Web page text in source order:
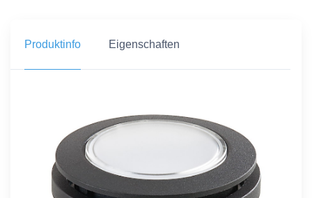
Produktinfo Eigenschaften